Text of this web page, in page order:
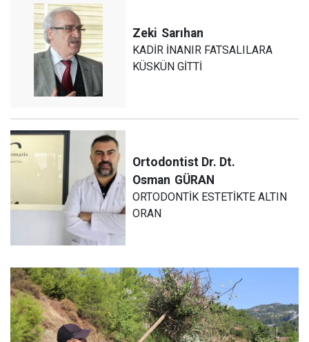
Zeki Sarıhan
KADİR İNANIR FATSALILARA
KÜSKÜN GİTTİ
Ortodontist Dr. Dt.
Osman GÜRAN
ORTODONTİK ESTETİKTE ALTIN
ORAN